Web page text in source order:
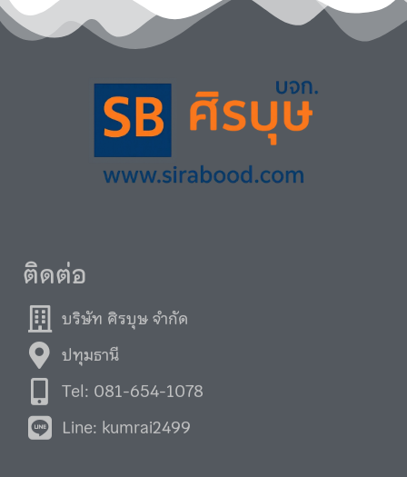
ติดต่อ
บริษัท ศิรบุษ จำกัด
ปทุมธานี
Tel: 081-654-1078
Line: kumrai2499